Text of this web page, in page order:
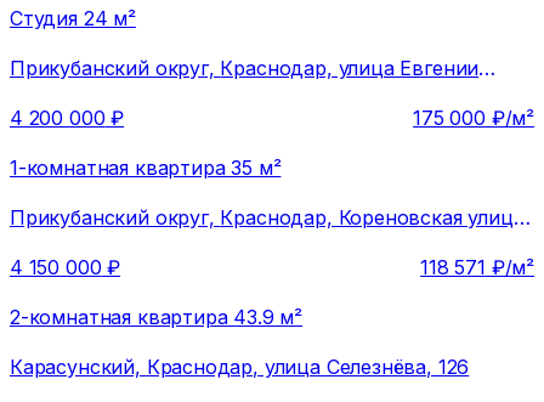
Студия 24 м²
Прикубанский округ, Краснодар, улица Евгении
4 200 000 ₽ 175 000 ₽/м²
1-комнатная квартира 35 м²
Прикубанский округ, Краснодар, Кореновская улица,
4 150 000 ₽ 118 571 ₽/м²
2-комнатная квартира 43.9 м²
Карасунский, Краснодар, улица Селезнёва, 126